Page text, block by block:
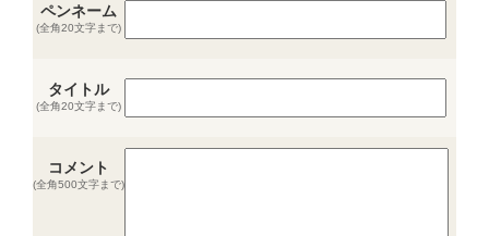
ペンネーム
(全角20文字まで)
タイトル
(全角20文字まで)
コメント
(全角500文字まで)